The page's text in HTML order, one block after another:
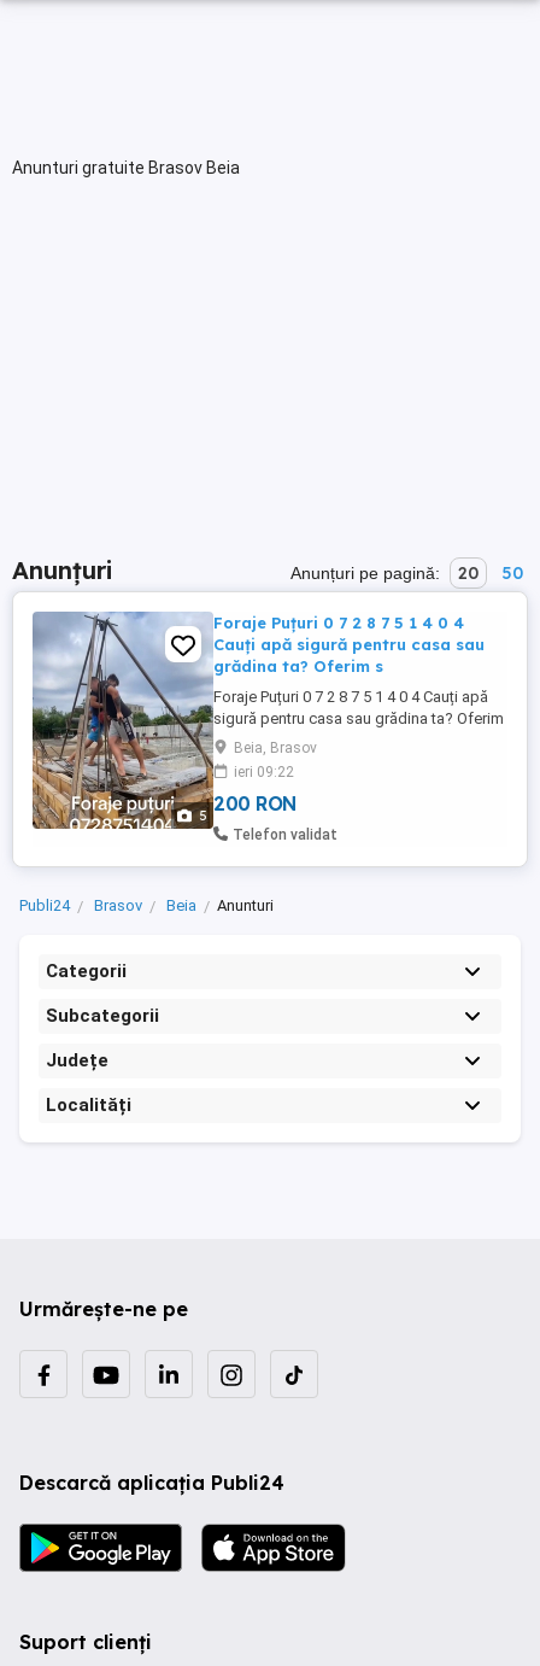
Anunturi gratuite Brasov Beia
Anunțuri Anunțuri pe pagină: 20 50
5
Foraje Puțuri 0 7 2 8 7 5 1 4 0 4
Cauți apă sigură pentru casa sau
grădina ta? Oferim s
Foraje Puțuri 0 7 2 8 7 5 1 4 0 4 Cauți apă
sigură pentru casa sau grădina ta? Oferim
servicii complete de: Foraje puțuri
Denisipări Curățări și întrețineri puțuri
Lucrăm rapid, curat și cu echipamente
profesionale. Apă sigură, lucrări de
calitate și preț corect! Sună acum: ...
Beia, Brasov
ieri 09:22
200 RON
Telefon validat
Publi24 Brasov Beia Anunturi
Categorii
Subcategorii
Județe
Localități
Urmărește-ne pe
Descarcă aplicația Publi24
Suport clienți